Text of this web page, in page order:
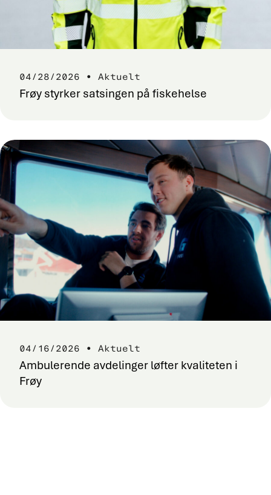
04/28/2026 • Aktuelt
Frøy styrker satsingen på fiskehelse
04/16/2026 • Aktuelt
Ambulerende avdelinger løfter kvaliteten i
Frøy